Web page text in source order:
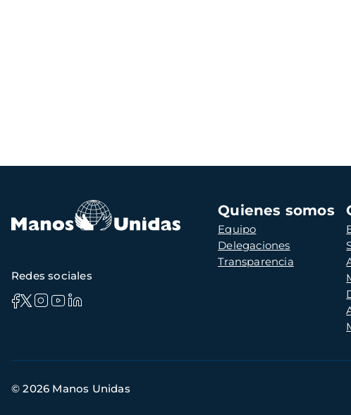
Navegación
principal
Quienes somos
Equipo
Delegaciones
Transparencia
Redes sociales
de
© 2026 Manos Unidas